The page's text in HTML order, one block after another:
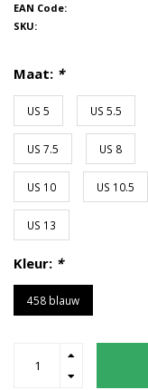
EAN Code:
SKU:
Maat: *
US 5 US 5.5
US 7.5 US 8
US 10 US 10.5
US 13
Kleur: *
458 blauw